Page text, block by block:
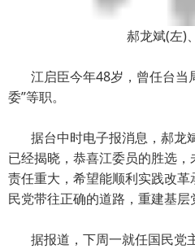
郝龙斌(左)
江启臣今年48岁，曾任台当
委”等职。
据台中时电子报消息，郝龙
已经揭晓，恭喜江委员的胜选
责任重大，希望能顺利实践改
民党带往正确的道路，重建基层
据报道，下周一就任国民党